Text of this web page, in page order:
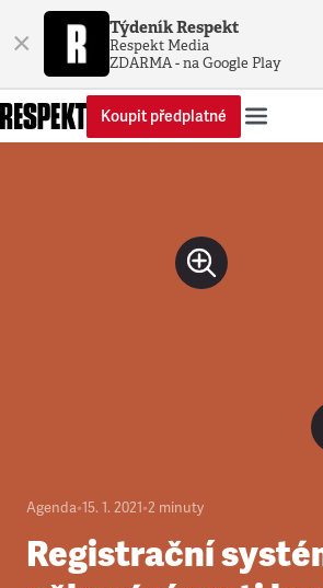
× Týdeník Respekt
Respekt Media
ZDARMA - na Google Play
Koupit předplatné
Agenda•15. 1. 2021•2 minuty
Registrační